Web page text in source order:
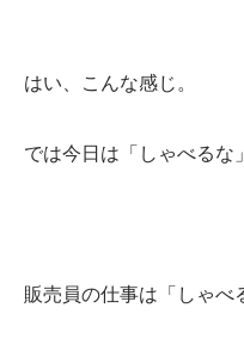
はい、こんな感じ。
では今日は「しゃべるな
販売員の仕事は「しゃべ